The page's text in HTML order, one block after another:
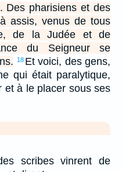
Des pharisiens et des
assis, venus de tous
de la Judée et de
du Seigneur se
18 Et voici, des gens,
qui était paralytique,
et à le placer sous ses
scribes vinrent de